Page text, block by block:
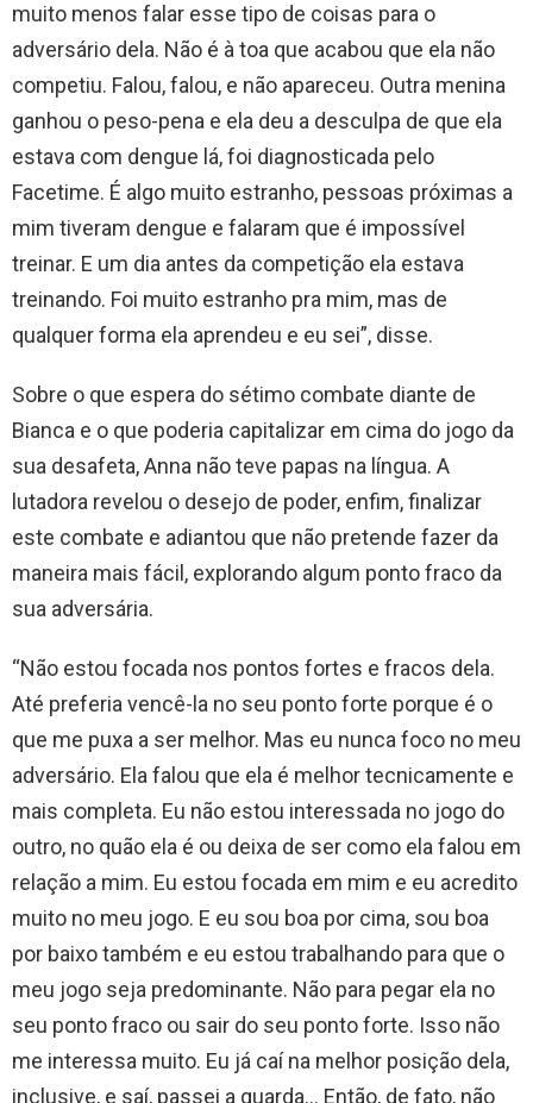
muito menos falar esse tipo de coisas para o
adversário dela. Não é à toa que acabou que ela não
competiu. Falou, falou, e não apareceu. Outra menina
ganhou o peso-pena e ela deu a desculpa de que ela
estava com dengue lá, foi diagnosticada pelo
Facetime. É algo muito estranho, pessoas próximas a
mim tiveram dengue e falaram que é impossível
treinar. E um dia antes da competição ela estava
treinando. Foi muito estranho pra mim, mas de
qualquer forma ela aprendeu e eu sei”, disse.
Sobre o que espera do sétimo combate diante de
Bianca e o que poderia capitalizar em cima do jogo da
sua desafeta, Anna não teve papas na língua. A
lutadora revelou o desejo de poder, enfim, finalizar
este combate e adiantou que não pretende fazer da
maneira mais fácil, explorando algum ponto fraco da
sua adversária.
“Não estou focada nos pontos fortes e fracos dela.
Até preferia vencê-la no seu ponto forte porque é o
que me puxa a ser melhor. Mas eu nunca foco no meu
adversário. Ela falou que ela é melhor tecnicamente e
mais completa. Eu não estou interessada no jogo do
outro, no quão ela é ou deixa de ser como ela falou em
relação a mim. Eu estou focada em mim e eu acredito
muito no meu jogo. E eu sou boa por cima, sou boa
por baixo também e eu estou trabalhando para que o
meu jogo seja predominante. Não para pegar ela no
seu ponto fraco ou sair do seu ponto forte. Isso não
me interessa muito. Eu já caí na melhor posição dela,
inclusive, e saí, passei a guarda… Então, de fato, não